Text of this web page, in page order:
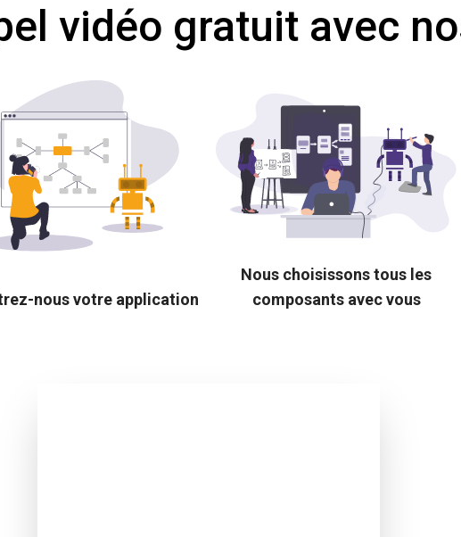
vidéo gratuit avec
nous votre application
Nous choisissons tous les
composants avec vous